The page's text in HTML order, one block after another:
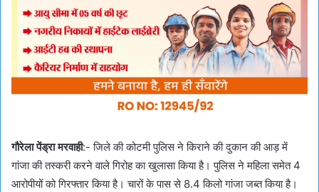
गौरेला पेंड्रा मरवाही:- जिले की कोटमी पुलिस ने किराने की दुकान की आड़ में
गांजा की तस्करी करने वाले गिरोह का खुलासा किया है। पुलिस ने महिला समेत 4
आरोपीयों को गिरफ्तार किया है। चारों के पास से 8.4 किलो गांजा जब्त किया है।